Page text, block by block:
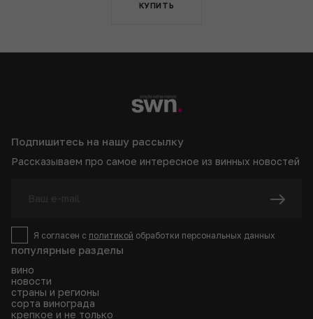
КУПИТЬ
популярные разделы
вино
новости
страны и регионы
сорта винограда
крепкое и не только
Подпишитесь на нашу рассылку
Рассказываем про самое интересное из винных новостей
Я согласен с политикой обработки персональных данных